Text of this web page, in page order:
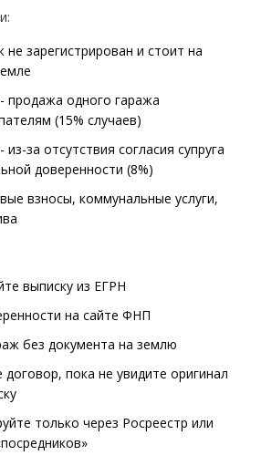
не зарегистрирован и стоит на
- продажа одного гаража
(15% случаев)
- из-за отсутствия согласия супруга
доверенности (8%)
взносы, коммунальные услуги,
выписку из ЕГРН
на сайте ФНП
без документа на землю
пока не увидите оригинал
только через Росреестр или